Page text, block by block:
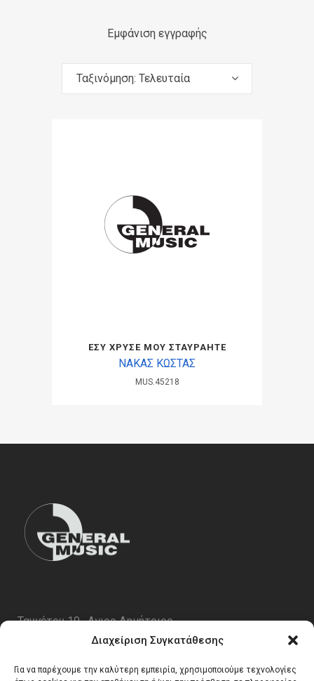
Διαχείριση Συγκατάθεσης
Για να παρέχουμε την καλύτερη εμπειρία, χρησιμοποιούμε τεχνολογίες
Εμφάνιση εγγραφής
Ταξινόμηση: Τελευταία
ΕΣΥ ΧΡΥΣΕ ΜΟΥ ΣΤΑΥΡΑΗΤΕ
ΝΑΚΑΣ ΚΩΣΤΑΣ
MUS.45218
Ταυγέτου 19 , Αγιος Δημήτριος
email:info@generalmusic.gr